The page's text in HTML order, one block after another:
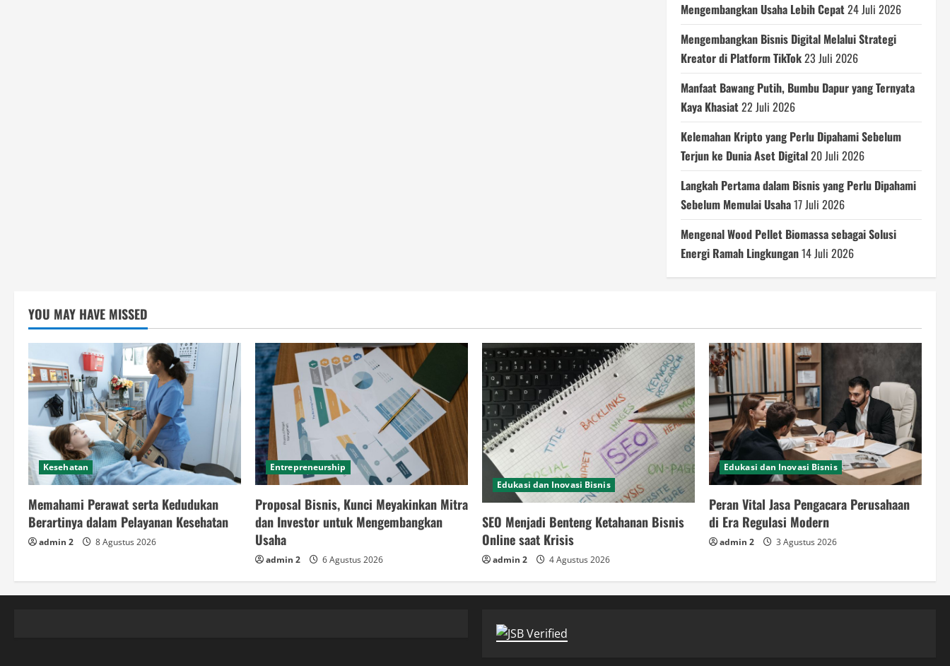
Mengembangkan Usaha Lebih Cepat24 Juli 2026
Mengembangkan Bisnis Digital Melalui Strategi
Kreator di Platform TikTok23 Juli 2026
Manfaat Bawang Putih, Bumbu Dapur yang Ternyata
Kaya Khasiat22 Juli 2026
Kelemahan Kripto yang Perlu Dipahami Sebelum
Terjun ke Dunia Aset Digital20 Juli 2026
Langkah Pertama dalam Bisnis yang Perlu Dipahami
Sebelum Memulai Usaha17 Juli 2026
Mengenal Wood Pellet Biomassa sebagai Solusi
Energi Ramah Lingkungan14 Juli 2026
YOU MAY HAVE MISSED
Kesehatan
Memahami Perawat serta Kedudukan
Berartinya dalam Pelayanan Kesehatan
admin 2 8 Agustus 2026
Entrepreneurship
Proposal Bisnis, Kunci Meyakinkan Mitra
dan Investor untuk Mengembangkan
Usaha
admin 2 6 Agustus 2026
Edukasi dan Inovasi Bisnis
SEO Menjadi Benteng Ketahanan Bisnis
Online saat Krisis
admin 2 4 Agustus 2026
Edukasi dan Inovasi Bisnis
Peran Vital Jasa Pengacara Perusahaan
di Era Regulasi Modern
admin 2 3 Agustus 2026